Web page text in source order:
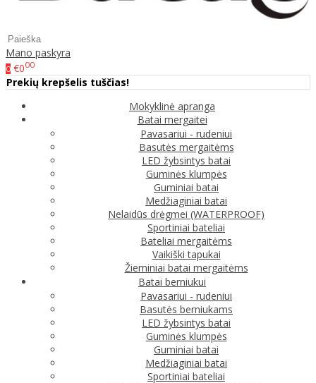
Mano paskyra
0 €000
Prekių krepšelis tuščias!
Mokyklinė apranga
Batai mergaitei
Pavasariui - rudeniui
Basutės mergaitėms
LED žybsintys batai
Guminės klumpės
Guminiai batai
Medžiaginiai batai
Nelaidūs drėgmei (WATERPROOF)
Sportiniai bateliai
Bateliai mergaitėms
Vaikiški tapukai
Žieminiai batai mergaitėms
Batai berniukui
Pavasariui - rudeniui
Basutės berniukams
LED žybsintys batai
Guminės klumpės
Guminiai batai
Medžiaginiai batai
Sportiniai bateliai